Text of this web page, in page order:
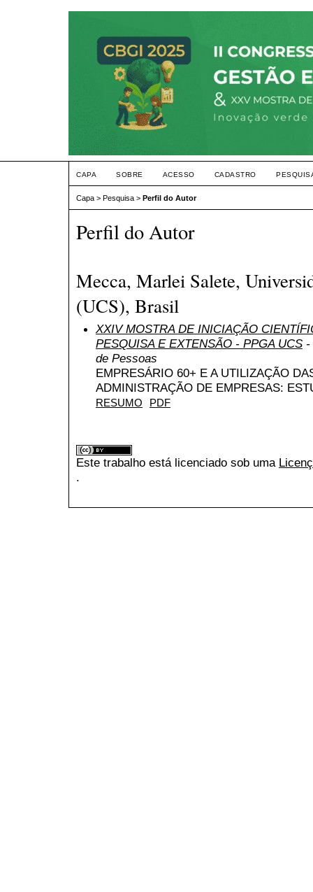
CAPA SOBRE ACESSO CADASTRO
Capa > Pesquisa > Perfil do Autor
Perfil do Autor
Mecca, Marlei Salete,
(UCS), Brasil
XXIV MOSTRA DE INICIAÇÃO
PESQUISA E EXTENSÃO - PPGA UCS -
de Pessoas
EMPRESÁRIO 60+ E A UTILIZAÇÃO
ADMINISTRAÇÃO DE EMPRESAS:
RESUMO PDF
Este trabalho está licenciado sob uma
.